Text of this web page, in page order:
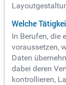
Welche
In Berufen, die
voraussetzen,
Daten
dabei deren
kontrollieren,